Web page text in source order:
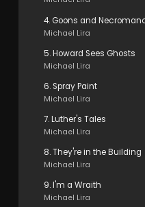
4. Goons and
Michael Lira
5. Howard Sees Ghosts
Michael Lira
6. Spray Paint
Michael Lira
7. Luther's Tales
Michael Lira
8. They're in the Building
Michael Lira
9. I'm a Wraith
Michael Lira